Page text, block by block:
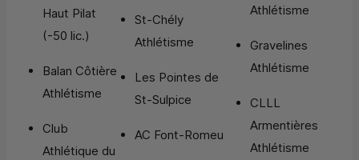
Haut Pilat
(-50 lic.)
Balan Côtière
Athlétisme
Club
Athlétique du
St-Chély
Athlétisme
Les Pointes de
St-Sulpice
AC Font-Romeu
Athlétisme
Gravelines
Athlétisme
CLLL
Armentières
Athlétisme